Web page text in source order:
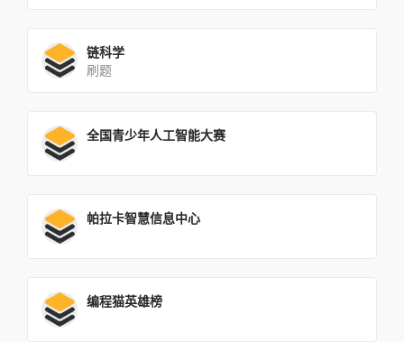
链科学
刷题
全国青少年人工智能大赛
帕拉卡智慧信息中心
编程猫英雄榜